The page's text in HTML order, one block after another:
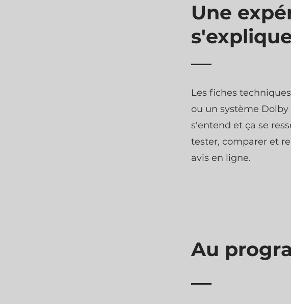
Une
Les fiches
ou un système
s'entend et ça se
tester, comparer et
avis en ligne.
Au